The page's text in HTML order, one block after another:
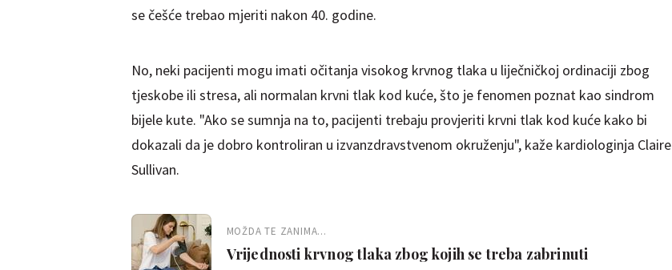
se češće trebao mjeriti nakon 40. godine.
No, neki pacijenti mogu imati očitanja visokog krvnog tlaka u liječničkoj ordinaciji zbog
tjeskobe ili stresa, ali normalan krvni tlak kod kuće, što je fenomen poznat kao sindrom
bijele kute. "Ako se sumnja na to, pacijenti trebaju provjeriti krvni tlak kod kuće kako bi
dokazali da je dobro kontroliran u izvanzdravstvenom okruženju", kaže kardiologinja Claire
Sullivan.
MOŽDA TE ZANIMA...
Vrijednosti krvnog tlaka zbog kojih se treba zabrinuti